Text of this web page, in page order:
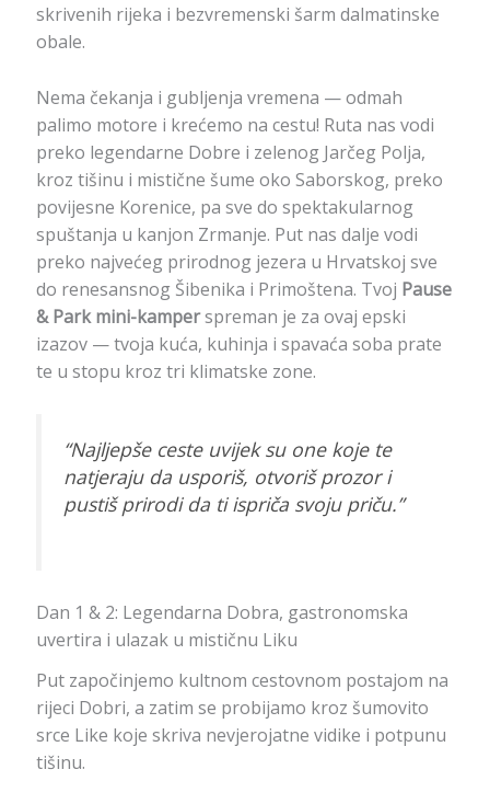
skrivenih rijeka i bezvremenski šarm dalmatinske
obale.
Nema čekanja i gubljenja vremena — odmah
palimo motore i krećemo na cestu! Ruta nas vodi
preko legendarne Dobre i zelenog Jarčeg Polja,
kroz tišinu i mistične šume oko Saborskog, preko
povijesne Korenice, pa sve do spektakularnog
spuštanja u kanjon Zrmanje. Put nas dalje vodi
preko najvećeg prirodnog jezera u Hrvatskoj sve
do renesansnog Šibenika i Primoštena. Tvoj Pause
& Park mini-kamperspreman je za ovaj epski
izazov — tvoja kuća, kuhinja i spavaća soba prate
te u stopu kroz tri klimatske zone.
“Najljepše ceste uvijek su one koje te
natjeraju da usporiš, otvoriš prozor i
pustiš prirodi da ti ispriča svoju priču.”
Dan 1 & 2: Legendarna Dobra, gastronomska
uvertira i ulazak u mističnu Liku
Put započinjemo kultnom cestovnom postajom na
rijeci Dobri, a zatim se probijamo kroz šumovito
srce Like koje skriva nevjerojatne vidike i potpunu
tišinu.